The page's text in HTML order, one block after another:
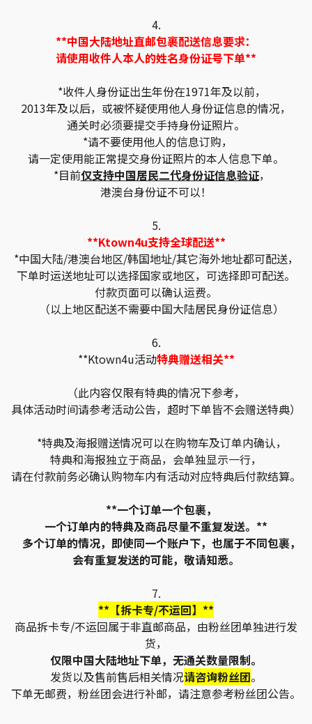
4.
**中国大陆地址直邮包裹配送信息要求：
请使用收件人本人的姓名身份证号下单**
*收件人身份证出生年份在1971年及以前，
2013年及以后，或被怀疑使用他人身份证信息的情况，
通关时必须要提交手持身份证照片。
*请不要使用他人的信息订购，
请一定使用能正常提交身份证照片的本人信息下单。
*目前仅支持中国居民二代身份证信息验证，
港澳台身份证不可以！
5.
**Ktown4u支持全球配送**
*中国大陆/港澳台地区/韩国地址/其它海外地址都可配送，
下单时运送地址可以选择国家或地区，可选择即可配送。
付款页面可以确认运费。
（以上地区配送不需要中国大陆居民身份证信息）
6.
**Ktown4u活动特典赠送相关**
（此内容仅限有特典的情况下参考，
具体活动时间请参考活动公告，超时下单皆不会赠送特典）
*特典及海报赠送情况可以在购物车及订单内确认，
特典和海报独立于商品，会单独显示一行，
请在付款前务必确认购物车内有活动对应特典后付款结算。
**一个订单一个包裹，
一个订单内的特典及商品尽量不重复发送。**
多个订单的情况，即使同一个账户下，也属于不同包裹，
会有重复发送的可能，敬请知悉。
7.
**【拆卡专/不运回】**
商品拆卡专/不运回属于非直邮商品，由粉丝团单独进行发
货，
仅限中国大陆地址下单，无通关数量限制。
发货以及售前售后相关情况请咨询粉丝团。
下单无邮费，粉丝团会进行补邮，请注意参考粉丝团公告。